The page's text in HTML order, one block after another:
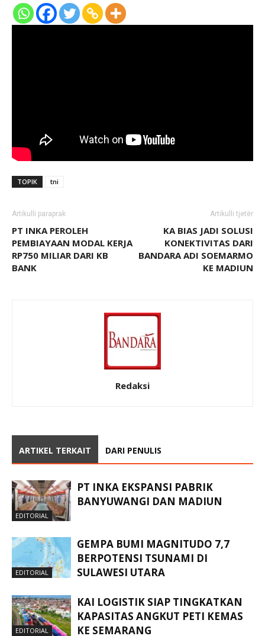
TOPIK tni
Artikulli paraprak
PT INKA PEROLEH
PEMBIAYAAN MODAL KERJA
RP750 MILIAR DARI KB
BANK
Artikulli tjetër
KA BIAS JADI SOLUSI
KONEKTIVITAS DARI
BANDARA ADI SOEMARMO
KE MADIUN
Redaksi
ARTIKEL TERKAIT DARI PENULIS
EDITORIAL
PT INKA EKSPANSI PABRIK
BANYUWANGI DAN MADIUN
EDITORIAL
GEMPA BUMI MAGNITUDO 7,7
BERPOTENSI TSUNAMI DI
SULAWESI UTARA
EDITORIAL
KAI LOGISTIK SIAP TINGKATKAN
KAPASITAS ANGKUT PETI KEMAS
KE SEMARANG